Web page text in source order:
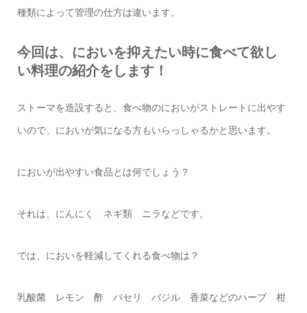
種類によって管理の仕方は違います。
今回は、においを抑えたい時に食べて欲し
い料理の紹介をします！
ストーマを造設すると、食べ物のにおいがストレートに出やす
いので、においが気になる方もいらっしゃるかと思います。
においが出やすい食品とは何でしょう？
それは、にんにく ネギ類 ニラなどです。
では、においを軽減してくれる食べ物は？
乳酸菌 レモン 酢 パセリ バジル 香菜などのハーブ 柑